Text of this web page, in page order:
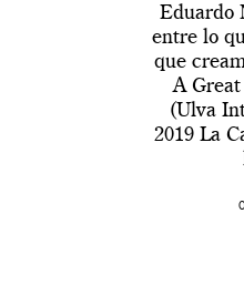
Eduardo
entre lo
que
A Great
(Ulva
2019 La